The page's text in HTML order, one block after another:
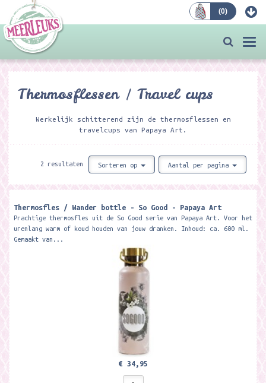
(0)
Thermosflessen / Travel cups
Werkelijk schitterend zijn de thermosflessen en
travelcups van Papaya Art.
2 resultaten Sorteren op Aantal per pagina
Thermosfles / Wander bottle - So Good - Papaya Art
Prachtige thermosfles uit de So Good serie van Papaya Art. Voor het
urenlang warm of koud houden van jouw dranken. Inhoud: ca. 600 ml.
Gemaakt van...
€ 34,95